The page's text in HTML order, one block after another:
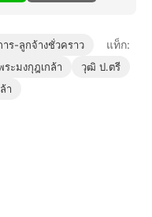
ร-ลูกจ้างชั่วคราว แท็ก:
ระมงกุฎเกล้า
วุฒิ ป.ตรี
า